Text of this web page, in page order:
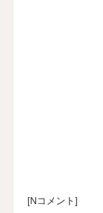
[Nコメント]